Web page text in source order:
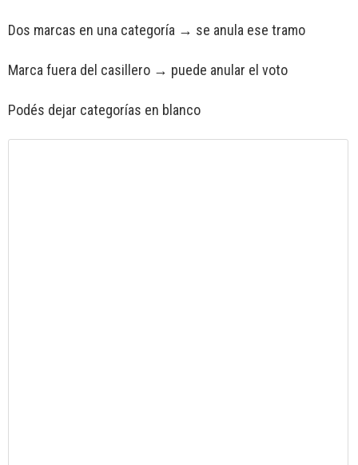
Dos marcas en una categoría → se anula ese tramo
Marca fuera del casillero → puede anular el voto
Podés dejar categorías en blanco